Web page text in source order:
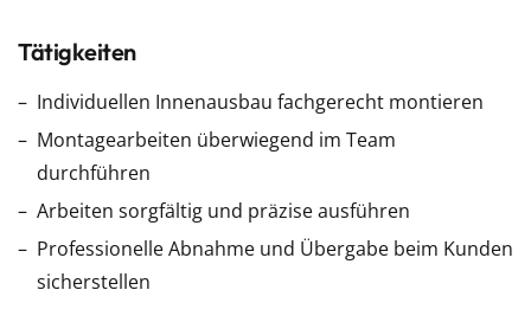
Tätigkeiten
Individuellen Innenausbau fachgerecht montieren
Montagearbeiten überwiegend im Team
durchführen
Arbeiten sorgfältig und präzise ausführen
Professionelle Abnahme und Übergabe beim Kunden
sicherstellen